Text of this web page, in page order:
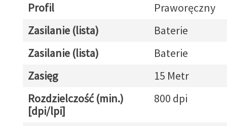
Profil
Praworęczny
Zasilanie (lista)
Baterie
Zasilanie (lista)
Baterie
Zasięg
15 Metr
Rozdzielczość (min.)
[dpi/lpi]
800 dpi